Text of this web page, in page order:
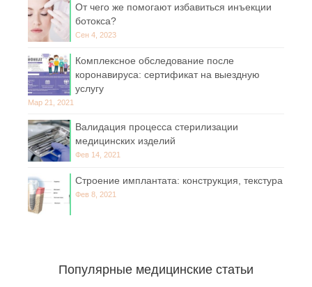
От чего же помогают избавиться инъекции
ботокса?
Сен 4, 2023
Комплексное обследование после
коронавируса: сертификат на выездную
услугу
Мар 21, 2021
Валидация процесса стерилизации
медицинских изделий
Фев 14, 2021
Строение имплантата: конструкция, текстура
Фев 8, 2021
Популярные медицинские статьи